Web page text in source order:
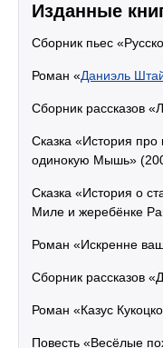
Изданные
Сборник пьес
Роман «Даниэль
Сборник рассказов
Сказка «История про
одинокую Мышь»
Сказка «История о
Миле и жеребёнке
Роман «Искренне
Сборник рассказов
Роман «Казус
Повесть «Весёлые